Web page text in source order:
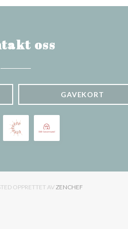
oss
GAVEKORT
OPPRETTET AVZENCHEF ((ÅPNER I ET